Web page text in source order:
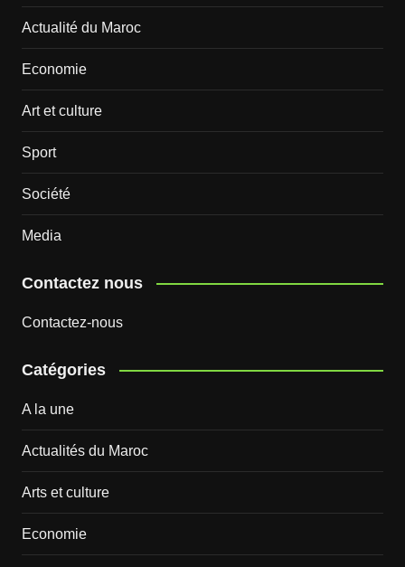
Actualité du Maroc
Economie
Art et culture
Sport
Société
Media
Contactez nous
Contactez-nous
Catégories
A la une
Actualités du Maroc
Arts et culture
Economie